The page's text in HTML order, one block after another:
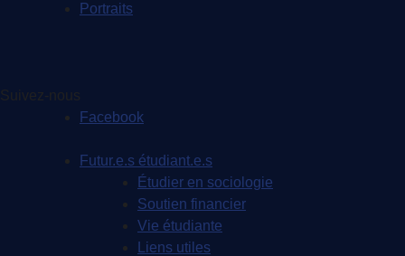
Portraits
Suivez-nous
Facebook
Futur.e.s étudiant.e.s
Étudier en sociologie
Soutien financier
Vie étudiante
Liens utiles